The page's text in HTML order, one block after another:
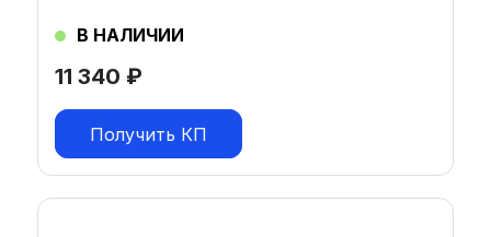
11 340 ₽
В НАЛИЧИИ
Получить КП